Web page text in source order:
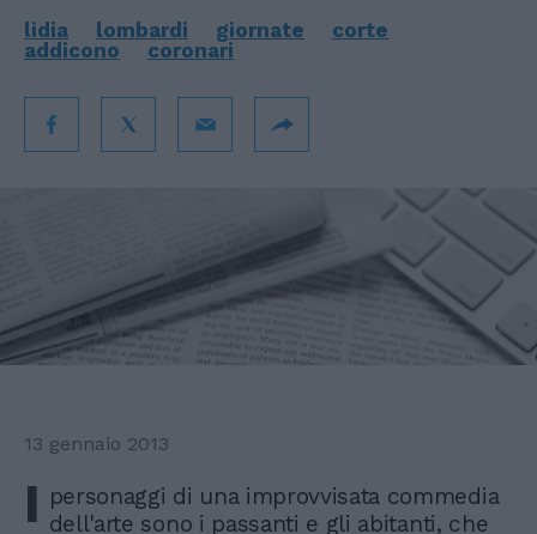
lidia lombardi giornate
corte
addicono
coronari
13 gennaio 2013
I personaggi di una improvvisata commedia
dell'arte sono i passanti e gli abitanti, che